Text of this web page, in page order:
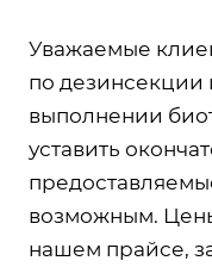
Уважаемые
по дезинсекции
выполнении
уставить
возможным.
нашем прайсе,